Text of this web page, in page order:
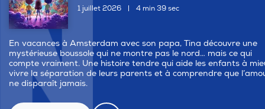
1 juillet 2026 4 min 39 sec
En vacances à Amsterdam avec son papa, Tina découvre une
mystérieuse boussole qui ne montre pas le nord… mais ce qui
compte vraiment. Une histoire tendre qui aide les enfants à
vivre la séparation de leurs parents et à comprendre que
ne disparaît jamais.